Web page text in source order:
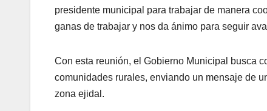
presidente municipal para trabajar de manera
ganas de trabajar y nos da ánimo para seguir
Con esta reunión, el Gobierno Municipal busca
comunidades rurales, enviando un mensaje de
zona ejidal.